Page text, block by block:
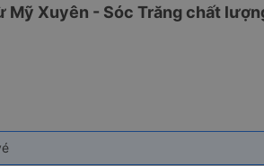
Mỹ Xuyên - Sóc Trăng chất